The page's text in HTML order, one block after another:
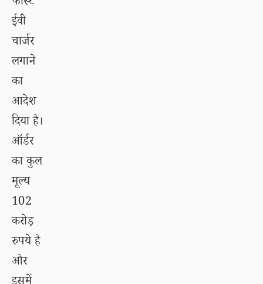
ईवी
चार्जर
लगाने
का
आदेश
दिया है।
ऑर्डर
का कुल
मूल्य
102
करोड़
रुपये है
और